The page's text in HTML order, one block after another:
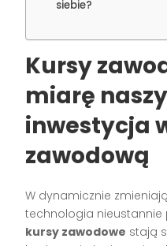
siebie?
Kursy
miarę
inwestycja
zawodową
W dynamicznie
technologia nieustannie
kursy zawodowe stają